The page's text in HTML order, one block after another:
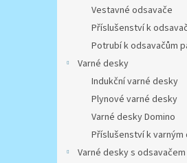
Vestavné odsavače
Příslušenství k
Potrubí k odsavačům
Varné desky
Indukční varné desky
Plynové varné desky
Varné desky Domino
Příslušenství k varným
Varné desky s odsavačem